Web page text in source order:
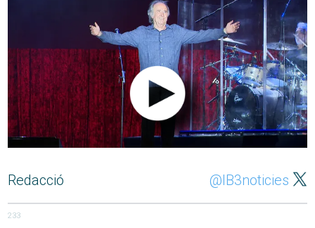
Redacció @IB3noticies
233